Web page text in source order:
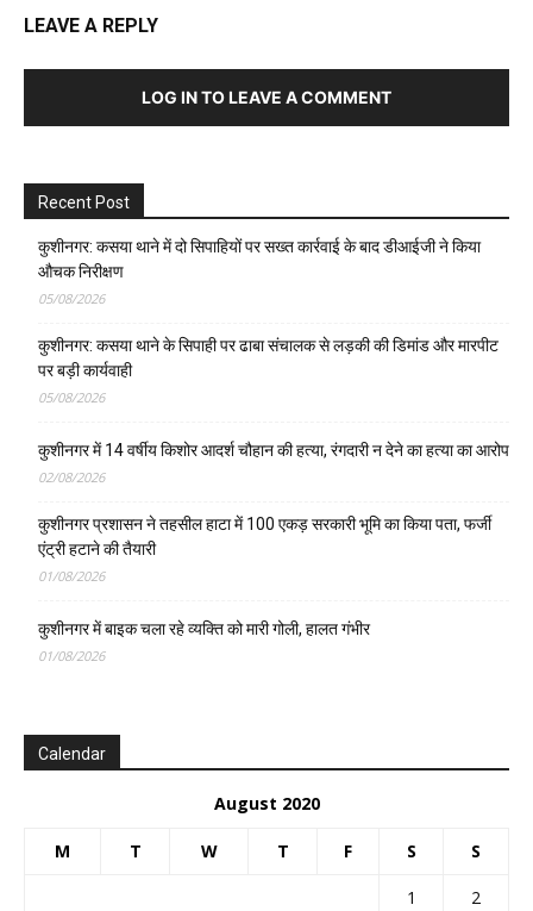
LEAVE A REPLY
LOG IN TO LEAVE A COMMENT
Recent Post
कुशीनगर: कसया थाने में दो सिपाहियों पर सख्त कार्रवाई के बाद डीआईजी ने किया
औचक निरीक्षण
05/08/2026
कुशीनगर: कसया थाने के सिपाही पर ढाबा संचालक से लड़की की डिमांड और मारपीट
पर बड़ी कार्यवाही
05/08/2026
कुशीनगर में 14 वर्षीय किशोर आदर्श चौहान की हत्या, रंगदारी न देने का हत्या का आरोप
02/08/2026
कुशीनगर प्रशासन ने तहसील हाटा में 100 एकड़ सरकारी भूमि का किया पता, फर्जी
एंट्री हटाने की तैयारी
01/08/2026
कुशीनगर में बाइक चला रहे व्यक्ति को मारी गोली, हालत गंभीर
01/08/2026
Calendar
August 2020
M T W T F S S
1
2